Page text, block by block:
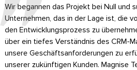
Wir begannen das Projekt bei Null und
Unternehmen, das in der Lage ist, die
den Entwicklungsprozess zu
über ein tiefes Verständnis des CRM-
unsere Geschäftsanforderungen zu
unserer zukünftigen Kunden. Magnise